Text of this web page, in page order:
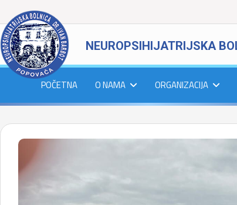
NEUROPSIHIJATRIJSKA
POČETNA O NAMA ORGANIZACIJA